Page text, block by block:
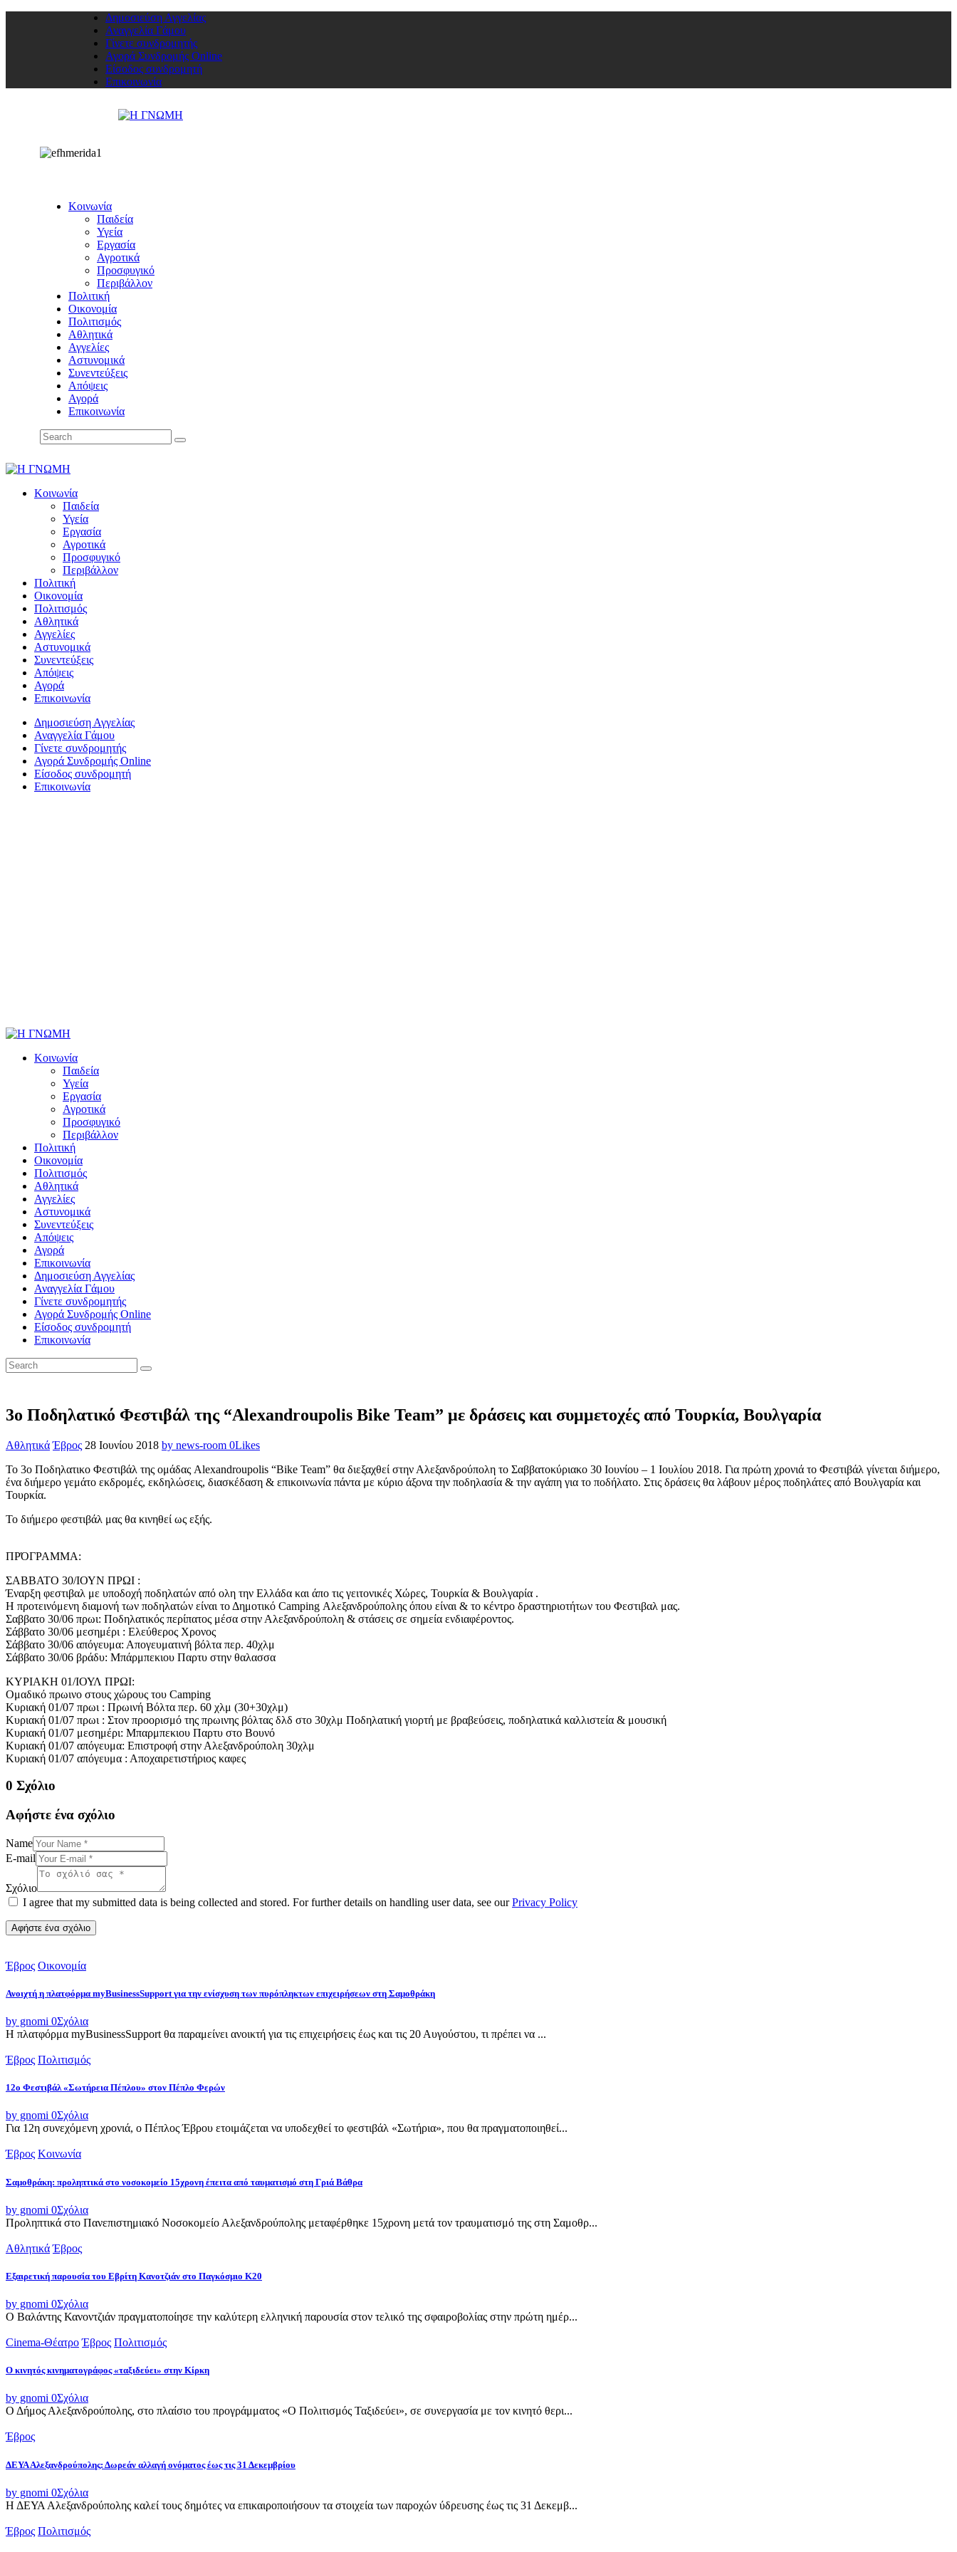
Δημοσιεύση Αγγελίας
Αναγγελία Γάμου
Γίνετε συνδρομητής
Αγορά Συνδρομής Online
Είσοδος συνδρομητή
Επικοινωνία
Κοινωνία
Παιδεία
Υγεία
Εργασία
Αγροτικά
Προσφυγικό
Περιβάλλον
Πολιτική
Οικονομία
Πολιτισμός
Αθλητικά
Αγγελίες
Αστυνομικά
Συνεντεύξεις
Απόψεις
Αγορά
Επικοινωνία
Κοινωνία
Παιδεία
Υγεία
Εργασία
Αγροτικά
Προσφυγικό
Περιβάλλον
Πολιτική
Οικονομία
Πολιτισμός
Αθλητικά
Αγγελίες
Αστυνομικά
Συνεντεύξεις
Απόψεις
Αγορά
Επικοινωνία
Δημοσιεύση Αγγελίας
Αναγγελία Γάμου
Γίνετε συνδρομητής
Αγορά Συνδρομής Online
Είσοδος συνδρομητή
Επικοινωνία
Κοινωνία
Παιδεία
Υγεία
Εργασία
Αγροτικά
Προσφυγικό
Περιβάλλον
Πολιτική
Οικονομία
Πολιτισμός
Αθλητικά
Αγγελίες
Αστυνομικά
Συνεντεύξεις
Απόψεις
Αγορά
Επικοινωνία
Δημοσιεύση Αγγελίας
Αναγγελία Γάμου
Γίνετε συνδρομητής
Αγορά Συνδρομής Online
Είσοδος συνδρομητή
Επικοινωνία
3ο Ποδηλατικό Φεστιβάλ της “Alexandroupolis Bike Team” με δράσεις και συμμετοχές από Τουρκία, Βουλγαρία
Αθλητικά Έβρος 28 Ιουνίου 2018 by news-room 0Likes
Το 3ο Ποδηλατικο Φεστιβάλ της ομάδας Alexandroupolis “Bike Team” θα διεξαχθεί στην Αλεξανδρούπολη το Σαββατοκύριακο 30 Ιουνίου – 1 Ιουλίου 2018. Για πρώτη χρονιά το Φεστιβάλ γίνεται διήμερο,
ένα διήμερο γεμάτο εκδρομές, εκδηλώσεις, διασκέδαση & επικοινωνία πάντα με κύριο άξονα την ποδηλασία & την αγάπη για το ποδήλατο. Στις δράσεις θα λάβουν μέρος ποδηλάτες από Βουλγαρία και
Τουρκία.
Το διήμερο φεστιβάλ μας θα κινηθεί ως εξής.
ΠΡΌΓΡΑΜΜΑ:
ΣΑΒΒΑΤΟ 30/ΙΟΥΝ ΠΡΩΙ :
Έναρξη φεστιβαλ με υποδοχή ποδηλατών από ολη την Ελλάδα και άπο τις γειτονικές Χώρες, Τουρκία & Βουλγαρία .
Η προτεινόμενη διαμονή των ποδηλατών είναι το Δημοτικό Camping Αλεξανδρούπολης όπου είναι & το κέντρο δραστηριοτήτων του Φεστιβαλ μας.
Σαββατο 30/06 πρωι: Ποδηλατικός περίπατος μέσα στην Αλεξανδρούπολη & στάσεις σε σημεία ενδιαφέροντος.
Σάββατο 30/06 μεσημέρι : Ελεύθερος Χρονος
Σάββατο 30/06 απόγευμα: Απογευματινή βόλτα περ. 40χλμ
Σάββατο 30/06 βράδυ: Μπάρμπεκιου Παρτυ στην θαλασσα
ΚΥΡΙΑΚΗ 01/ΙΟΥΛ ΠΡΩΙ:
Ομαδικό πρωινο στους χώρους του Camping
Κυριακή 01/07 πρωι : Πρωινή Βόλτα περ. 60 χλμ (30+30χλμ)
Κυριακή 01/07 πρωι : Στον προορισμό της πρωινης βόλτας δλδ στο 30χλμ Ποδηλατική γιορτή με βραβεύσεις, ποδηλατικά καλλιστεία & μουσική
Κυριακή 01/07 μεσημέρι: Μπαρμπεκιου Παρτυ στο Βουνό
Κυριακή 01/07 απόγευμα: Επιστροφή στην Αλεξανδρούπολη 30χλμ
Κυριακή 01/07 απόγευμα : Αποχαιρετιστήριος καφες
0 Σχόλιο
Αφήστε ένα σχόλιο
Name
E-mail
Σχόλιο
I agree that my submitted data is being collected and stored. For further details on handling user data, see ourPrivacy Policy
Έβρος Οικονομία
Ανοιχτή η πλατφόρμα myBusinessSupport για την ενίσχυση των πυρόπληκτων επιχειρήσεων στη Σαμοθράκη
by gnomi 0Σχόλια
Η πλατφόρμα myBusinessSupport θα παραμείνει ανοικτή για τις επιχειρήσεις έως και τις 20 Αυγούστου, τι πρέπει να ...
Έβρος Πολιτισμός
12ο Φεστιβάλ «Σωτήρεια Πέπλου» στον Πέπλο Φερών
by gnomi 0Σχόλια
Για 12η συνεχόμενη χρονιά, ο Πέπλος Έβρου ετοιμάζεται να υποδεχθεί το φεστιβάλ «Σωτήρια», που θα πραγματοποιηθεί...
Έβρος Κοινωνία
Σαμοθράκη: προληπτικά στο νοσοκομείο 15χρονη έπειτα από ταυματισμό στη Γριά Βάθρα
by gnomi 0Σχόλια
Προληπτικά στο Πανεπιστημιακό Νοσοκομείο Αλεξανδρούπολης μεταφέρθηκε 15χρονη μετά τον τραυματισμό της στη Σαμοθρ...
Αθλητικά Έβρος
Εξαιρετική παρουσία του Εβρίτη Κανοτζιάν στο Παγκόσμιο Κ20
by gnomi 0Σχόλια
Ο Βαλάντης Κανοντζιάν πραγματοποίησε την καλύτερη ελληνική παρουσία στον τελικό της σφαιροβολίας στην πρώτη ημέρ...
Cinema-Θέατρο Έβρος Πολιτισμός
Ο κινητός κινηματογράφος «ταξιδεύει» στην Κίρκη
by gnomi 0Σχόλια
Ο Δήμος Αλεξανδρούπολης, στο πλαίσιο του προγράμματος «Ο Πολιτισμός Ταξιδεύει», σε συνεργασία με τον κινητό θερι...
Έβρος
ΔΕΥΑ Αλεξανδρούπολης: Δωρεάν αλλαγή ονόματος έως τις 31 Δεκεμβρίου
by gnomi 0Σχόλια
Η ΔΕΥΑ Αλεξανδρούπολης καλεί τους δημότες να επικαιροποιήσουν τα στοιχεία των παροχών ύδρευσης έως τις 31 Δεκεμβ...
Έβρος Πολιτισμός